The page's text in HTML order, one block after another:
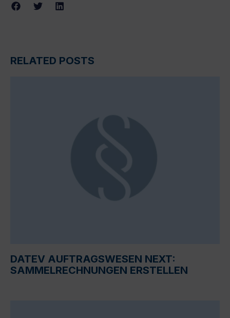
RELATED POSTS
DATEV AUFTRAGSWESEN NEXT:
SAMMELRECHNUNGEN ERSTELLEN